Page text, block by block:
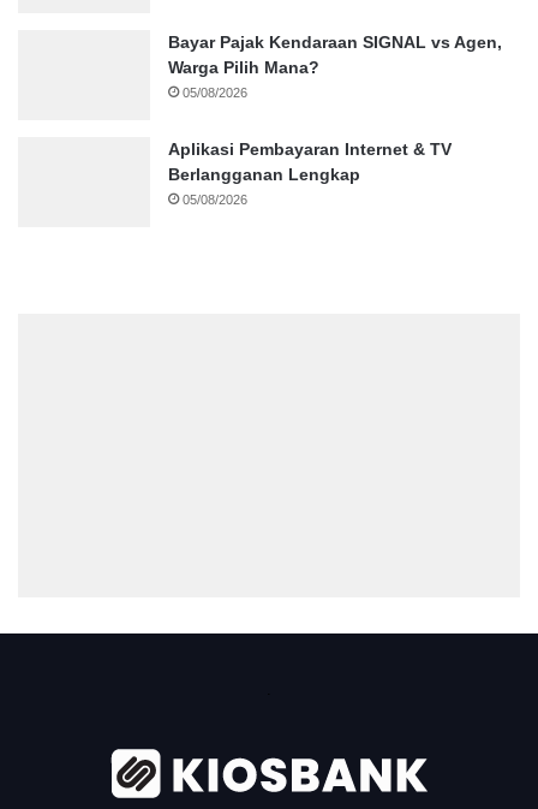
Bayar Pajak Kendaraan SIGNAL vs Agen,
Warga Pilih Mana?
05/08/2026
Aplikasi Pembayaran Internet & TV
Berlangganan Lengkap
05/08/2026